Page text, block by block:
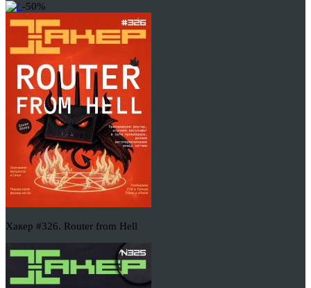
-50%
Хакер #326. Router from Hell